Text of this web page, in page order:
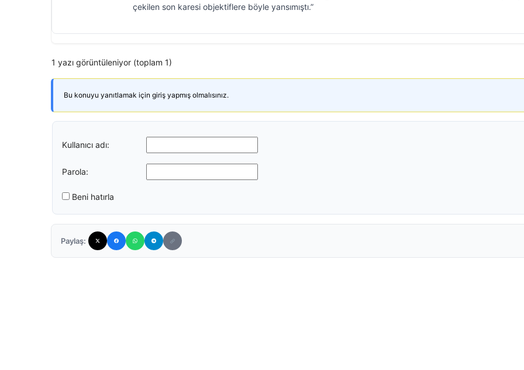
çekilen son karesi objektiflere böyle yansımıştı.”
1 yazı görüntüleniyor (toplam 1)
Bu konuyu yanıtlamak için giriş yapmış olmalısınız.
Kullanıcı adı:
Parola:
Beni hatırla
Paylaş: